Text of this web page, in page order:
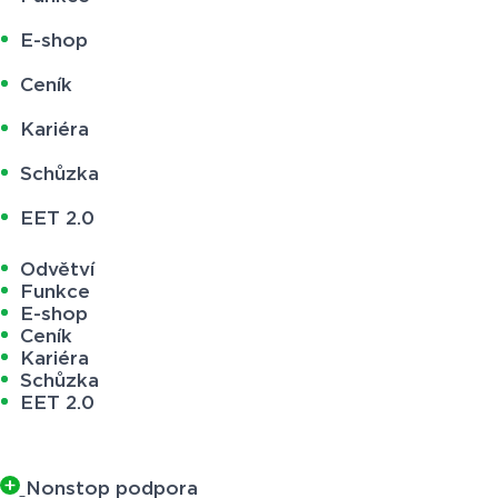
E-shop
Ceník
Kariéra
Schůzka
EET 2.0
Odvětví
Funkce
E-shop
Ceník
Kariéra
Schůzka
EET 2.0
Nonstop podpora